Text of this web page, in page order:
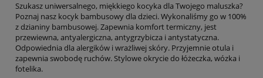
Szukasz uniwersalnego, miękkiego kocyka dla Twojego maluszka?
Poznaj nasz kocyk bambusowy dla dzieci. Wykonaliśmy go w 100%
z dzianiny bambusowej. Zapewnia komfort termiczny, jest
przewiewna, antyalergiczna, antygrzybicza i antystatyczna.
Odpowiednia dla alergików i wrażliwej skóry. Przyjemnie otula i
zapewnia swobodę ruchów. Stylowe okrycie do łóżeczka, wózka i
fotelika.